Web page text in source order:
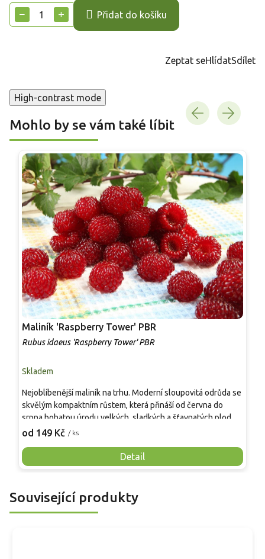
cena:
+
− Přidat do košíku
Zeptat seHlídatSdílet
High-contrast mode
Mohlo by se vám také líbit
Maliník 'Raspberry Tower' PBR
Rubus idaeus 'Raspberry Tower' PBR
Skladem
od 149 Kč / ks
Detail
Nejoblíbenější maliník na trhu. Moderní sloupovitá odrůda se
skvělým kompaktním růstem, která přináší od června do
srpna bohatou úrodu velkých, sladkých a šťavnatých plodů.
Pevné vzpřímené výhony tvoří elegantní habitus bez
Mrazuvzdornost do −25 °C a spolehlivá vitalita z něj dělají
skvělou volbu pro každého pěstitele.
Související produkty